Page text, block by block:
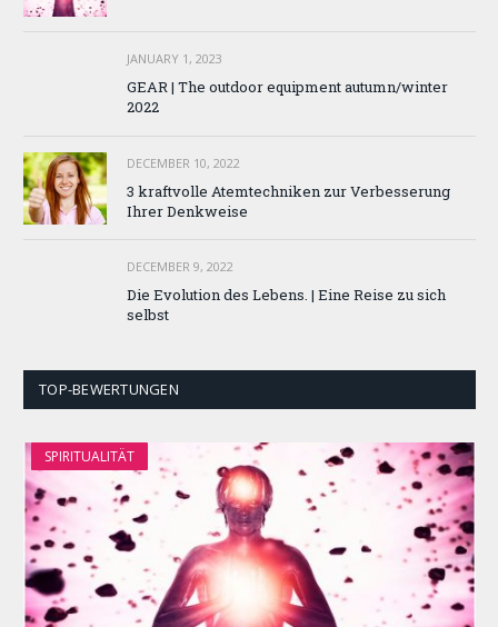
JANUARY 1, 2023
GEAR | The outdoor equipment autumn/winter
2022
DECEMBER 10, 2022
3 kraftvolle Atemtechniken zur Verbesserung
Ihrer Denkweise
DECEMBER 9, 2022
Die Evolution des Lebens. | Eine Reise zu sich
selbst
TOP-BEWERTUNGEN
SPIRITUALITÄT